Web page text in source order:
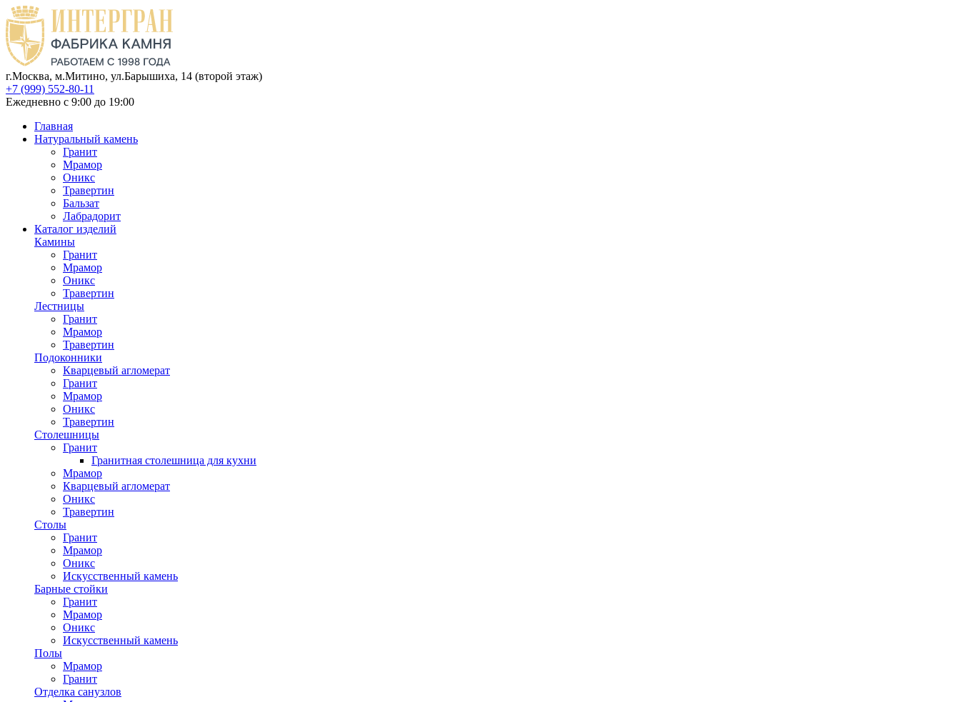
г.Москва, м.Митино, ул.Барышиха, 14 (второй этаж)
+7 (999) 552-80-11
Ежедневно с 9:00 до 19:00
Главная
Натуральный камень
Гранит
Мрамор
Оникс
Травертин
Бальзат
Лабрадорит
Каталог изделий
Камины
Гранит
Мрамор
Оникс
Травертин
Лестницы
Гранит
Мрамор
Травертин
Подоконники
Кварцевый агломерат
Гранит
Мрамор
Оникс
Травертин
Столешницы
Гранит
Гранитная столешница для кухни
Мрамор
Кварцевый агломерат
Оникс
Травертин
Столы
Гранит
Мрамор
Оникс
Искусственный камень
Барные стойки
Гранит
Мрамор
Оникс
Искусственный камень
Полы
Мрамор
Гранит
Отделка санузлов